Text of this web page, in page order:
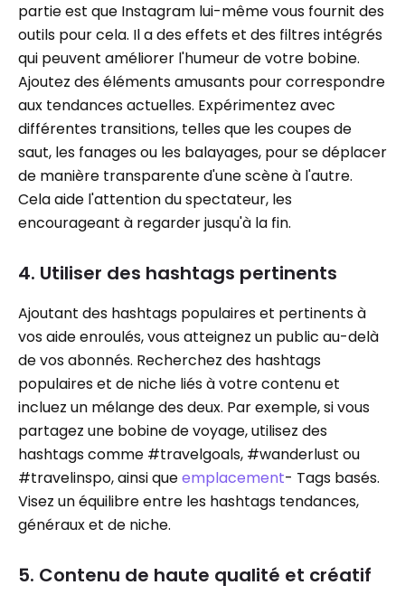
partie est que Instagram lui-même vous fournit des
outils pour cela. Il a des effets et des filtres intégrés
qui peuvent améliorer l'humeur de votre bobine.
Ajoutez des éléments amusants pour correspondre
aux tendances actuelles. Expérimentez avec
différentes transitions, telles que les coupes de
saut, les fanages ou les balayages, pour se déplacer
de manière transparente d'une scène à l'autre.
Cela aide l'attention du spectateur, les
encourageant à regarder jusqu'à la fin.
4. Utiliser des hashtags pertinents
Ajoutant des hashtags populaires et pertinents à
vos aide enroulés, vous atteignez un public au-delà
de vos abonnés. Recherchez des hashtags
populaires et de niche liés à votre contenu et
incluez un mélange des deux. Par exemple, si vous
partagez une bobine de voyage, utilisez des
hashtags comme #travelgoals, #wanderlust ou
#travelinspo, ainsi queemplacement- Tags basés.
Visez un équilibre entre les hashtags tendances,
généraux et de niche.
5. Contenu de haute qualité et créatif